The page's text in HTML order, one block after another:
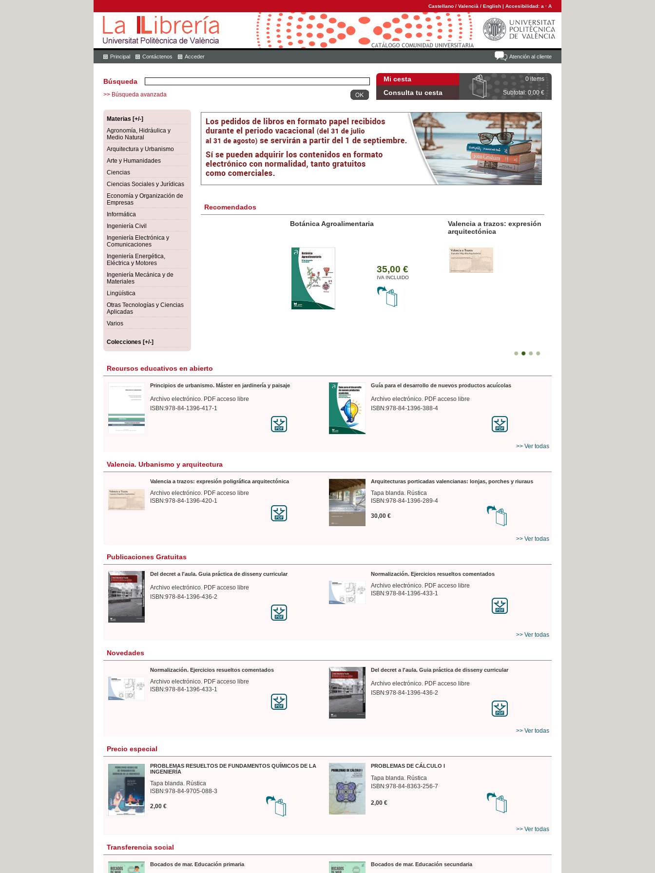
Castellano / Valencià / English | Accesibilidad: a · A
Atención al cliente
Principal Contáctenos Acceder
Mi cesta 0 items
Consulta tu cesta Subtotal: 0,00 €
Búsqueda
>> Búsqueda avanzada
Materias [+/-]
Agronomía, Hidráulica y
Medio Natural
Arquitectura y Urbanismo
Arte y Humanidades
Ciencias
Ciencias Sociales y Jurídicas
Economía y Organización de
Empresas
Informática
Ingeniería Civil
Ingeniería Electrónica y
Comunicaciones
Ingeniería Energética,
Eléctrica y Motores
Ingeniería Mecánica y de
Materiales
Lingüística
Otras Tecnologías y Ciencias
Aplicadas
Varios
Colecciones [+/-]
Recomendados
35,00 €
IVA INCLUIDO
Valencia a trazos: expresión poligráfica
Recursos educativos en abierto
Principios de urbanismo. Máster en jardinería y paisaje
Archivo electrónico. PDF acceso libre
ISBN:978-84-1396-417-1
Guía para el desarrollo de nuevos productos acuícolas
Archivo electrónico. PDF acceso libre
ISBN:978-84-1396-388-4
>> Ver todas
Valencia. Urbanismo y arquitectura
Valencia a trazos: expresión poligráfica arquitectónica
Archivo electrónico. PDF acceso libre
ISBN:978-84-1396-420-1
Arquitecturas porticadas valencianas: lonjas, porches y riuraus
Tapa blanda. Rústica
ISBN:978-84-1396-289-4
30,00 €
>> Ver todas
Publicaciones Gratuitas
Del decret a l'aula. Guia práctica de disseny curricular
Archivo electrónico. PDF acceso libre
ISBN:978-84-1396-436-2
Normalización. Ejercicios resueltos comentados
Archivo electrónico. PDF acceso libre
ISBN:978-84-1396-433-1
>> Ver todas
Novedades
Normalización. Ejercicios resueltos comentados
Archivo electrónico. PDF acceso libre
ISBN:978-84-1396-433-1
Del decret a l'aula. Guia práctica de disseny curricular
Archivo electrónico. PDF acceso libre
ISBN:978-84-1396-436-2
>> Ver todas
Precio especial
PROBLEMAS RESUELTOS DE FUNDAMENTOS QUÍMICOS DE LA
INGENIERÍA
Tapa blanda. Rústica
ISBN:978-84-9705-088-3
2,00 €
PROBLEMAS DE CÁLCULO I
Tapa blanda. Rústica
ISBN:978-84-8363-256-7
2,00 €
>> Ver todas
Transferencia social
Bocados de mar. Educación primaria Bocados de mar. Educación secundaria